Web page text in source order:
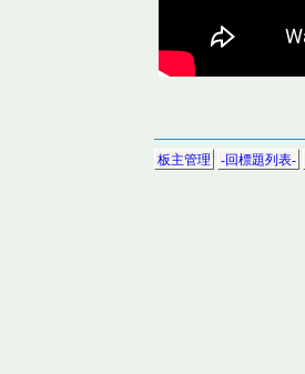
板主管理 -回標題列表-